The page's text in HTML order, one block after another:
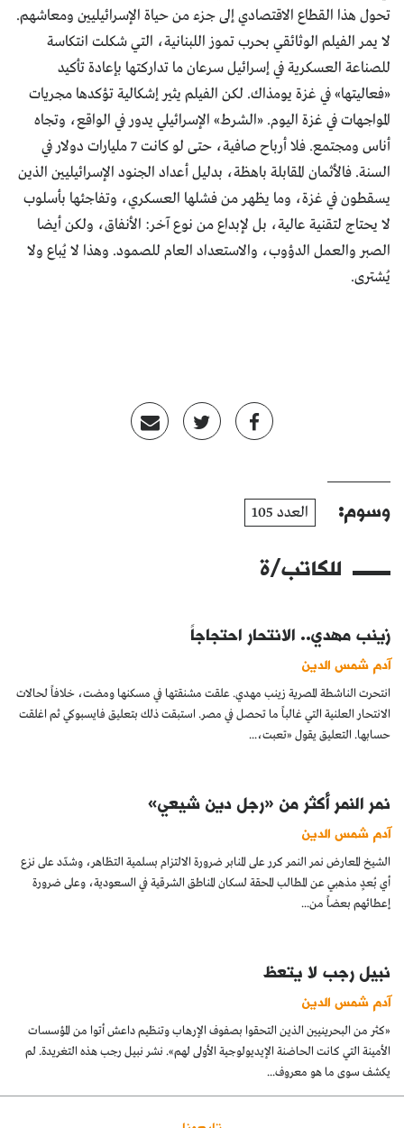
تحول هذا القطاع الاقتصادي إلى جزء من حياة الإسرائيليين ومعاشهم.
لا يمر الفيلم الوثائقي بحرب تموز اللبنانية، التي شكلت انتكاسة
للصناعة العسكرية في إسرائيل سرعان ما تداركتها بإعادة تأكيد
«فعاليتها» في غزة يومذاك. لكن الفيلم يثير إشكالية تؤكدها مجريات
المواجهات في غزة اليوم. «الشرط» الإسرائيلي يدور في الواقع، وتجاه
أناس ومجتمع. فلا أرباح صافية، حتى لو كانت 7 مليارات دولار في
السنة. فالأثمان المقابلة باهظة، بدليل أعداد الجنود الإسرائيليين الذين
يسقطون في غزة، وما يظهر من فشلها العسكري، وتفاجئها بأسلوب
لا يحتاج لتقنية عالية، بل لإبداع من نوع آخر: الأنفاق، ولكن أيضا
الصبر والعمل الدؤوب، والاستعداد العام للصمود. وهذا لا يُباع ولا
يُشترى.
وسوم: العدد 105
للكاتب/ة
زينب مهدي.. الانتحار احتجاجاً
آدم شمس الدين
انتحرت الناشطة المصرية زينب مهدي. علقت مشنقتها في مسكنها ومضت، خلافاً لحالات
الانتحار العلنية التي غالباً ما تحصل في مصر. استبقت ذلك بتعليق فايسبوكي ثم اغلقت
حسابها. التعليق يقول «تعبت،...
نمر النمر أكثر من «رجل دين شيعي»
آدم شمس الدين
الشيخ المعارض نمر النمر كرر على المنابر ضرورة الالتزام بسلمية التظاهر، وشدّد على نزع
أي بُعدٍ مذهبي عن المطالب المحقة لسكان المناطق الشرقية في السعودية، وعلى ضرورة
إعطائهم بعضاً من...
نبيل رجب لا يتعظ
آدم شمس الدين
«كثر من البحرينيين الذين التحقوا بصفوف الإرهاب وتنظيم داعش أتوا من المؤسسات
الأمينة التي كانت الحاضنة الإيديولوجية الأولى لهم». نشر نبيل رجب هذه التغريدة. لم
يكشف سوى ما هو معروف...